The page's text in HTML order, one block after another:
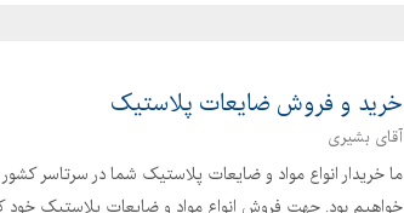
خرید و فروش ضایعات پلاستیک
آقای بشیری
ما خریدار انواع مواد و ضایعات پلاستیک شما در سرتاسر
خواهیم بود. جهت فروش انواع مواد و ضایعات پلاستیک خود